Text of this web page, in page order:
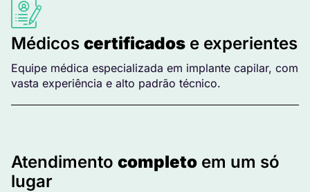
Médicos certificados e experientes
Equipe médica especializada em implante capilar, com
vasta experiência e alto padrão técnico.
Atendimento completo em um só
lugar